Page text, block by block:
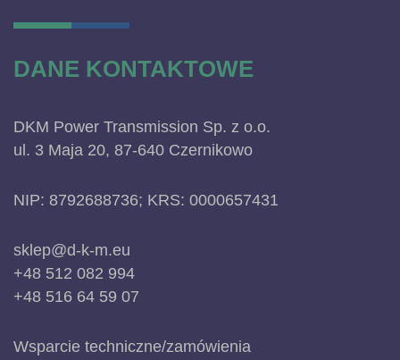
DANE KONTAKTOWE
DKM Power Transmission Sp. z o.o.
ul. 3 Maja 20, 87-640 Czernikowo
NIP: 8792688736; KRS: 0000657431
sklep@d-k-m.eu
+48 512 082 994
+48 516 64 59 07
Wsparcie techniczne/zamówienia